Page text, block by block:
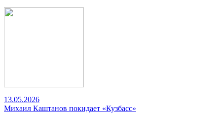
13.05.2026
Михаил Каштанов покидает «Кузбасс»